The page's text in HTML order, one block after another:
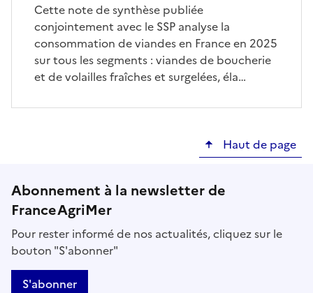
Cette note de synthèse publiée
conjointement avec le SSP analyse la
consommation de viandes en France en 2025
sur tous les segments : viandes de boucherie
et de volailles fraîches et surgelées, éla…
Haut de page
Abonnement à la newsletter de
FranceAgriMer
Pour rester informé de nos actualités, cliquez sur le
bouton "S'abonner"
S'abonner